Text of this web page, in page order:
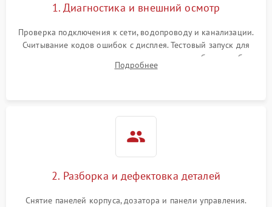
1. Диагностика и внешний осмотр
Проверка подключения к сети, водопроводу и канализации.
Считывание кодов ошибок с дисплея. Тестовый запуск для
выявления посторонних шумов, протечек или сбоев в работе
электронного модуля управления.
Подробнее
2. Разборка и дефектовка деталей
Снятие панелей корпуса, дозатора и панели управления.